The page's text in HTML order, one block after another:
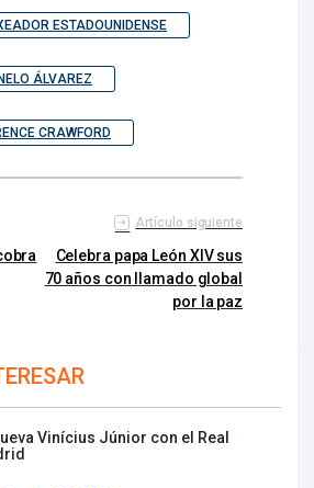
ESTADOUNIDENSE
ÁLVAREZ
CRAWFORD
Artículo siguiente
Celebra papa León XIV sus
70 años con llamado global
por la paz
Vinícius Júnior con el Real